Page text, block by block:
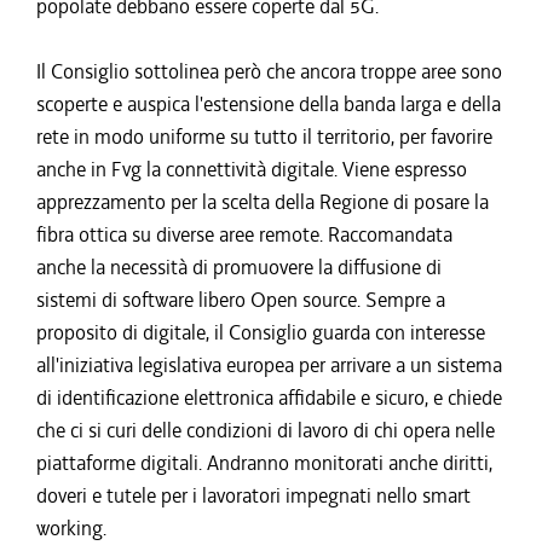
popolate debbano essere coperte dal 5G.
Il Consiglio sottolinea però che ancora troppe aree sono
scoperte e auspica l'estensione della banda larga e della
rete in modo uniforme su tutto il territorio, per favorire
anche in Fvg la connettività digitale. Viene espresso
apprezzamento per la scelta della Regione di posare la
fibra ottica su diverse aree remote. Raccomandata
anche la necessità di promuovere la diffusione di
sistemi di software libero Open source. Sempre a
proposito di digitale, il Consiglio guarda con interesse
all'iniziativa legislativa europea per arrivare a un sistema
di identificazione elettronica affidabile e sicuro, e chiede
che ci si curi delle condizioni di lavoro di chi opera nelle
piattaforme digitali. Andranno monitorati anche diritti,
doveri e tutele per i lavoratori impegnati nello smart
working.